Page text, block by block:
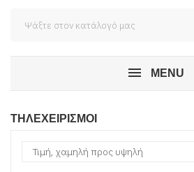
MENU
ΤΗΛΕΧΕΙΡΙΣΜΟΊ
Τιμή, χαμηλή προς υψηλή